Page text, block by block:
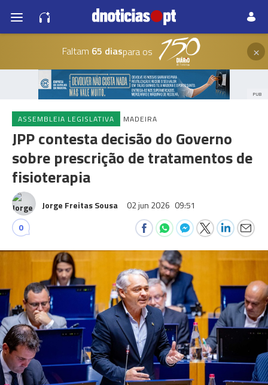
Faltam 65 diaspara os ×
PUB
ASSEMBLEIA LEGISLATIVA MADEIRA
JPP contesta decisão do Governo
sobre prescrição de tratamentos de
fisioterapia
Jorge Freitas Sousa 02 jun 2026 09:51
0